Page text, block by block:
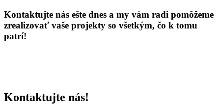
Kontaktujte nás ešte dnes a my vám radi pomôžeme
zrealizovať vaše projekty so všetkým, čo k tomu
patrí!
Kontaktujte nás!